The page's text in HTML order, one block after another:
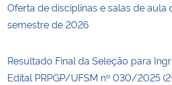
Oferta de disciplinas e salas de aula
semestre de 2026
Resultado Final da Seleção para
Edital PRPGP/UFSM nº 030/2025